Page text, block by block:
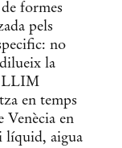
formes
pels
no
la
LLIM
en temps
Venècia en
líquid, aigua